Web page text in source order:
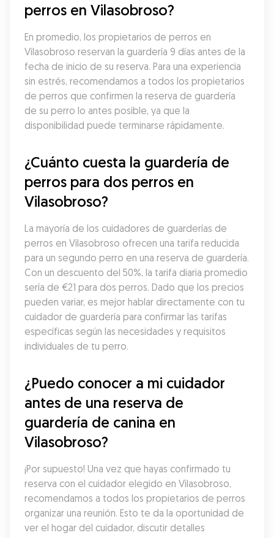
perros en Vilasobroso?
En promedio, los propietarios de perros en
Vilasobroso reservan la guardería 9 días antes de la
fecha de inicio de su reserva. Para una experiencia
sin estrés, recomendamos a todos los propietarios
de perros que confirmen la reserva de guardería
de su perro lo antes posible, ya que la
disponibilidad puede terminarse rápidamente.
¿Cuánto cuesta la guardería de
perros para dos perros en
Vilasobroso?
La mayoría de los cuidadores de guarderías de
perros en Vilasobroso ofrecen una tarifa reducida
para un segundo perro en una reserva de guardería.
Con un descuento del 50%, la tarifa diaria promedio
sería de €21 para dos perros. Dado que los precios
pueden variar, es mejor hablar directamente con tu
cuidador de guardería para confirmar las tarifas
específicas según las necesidades y requisitos
individuales de tu perro.
¿Puedo conocer a mi cuidador
antes de una reserva de
guardería de canina en
Vilasobroso?
¡Por supuesto! Una vez que hayas confirmado tu
reserva con el cuidador elegido en Vilasobroso,
recomendamos a todos los propietarios de perros
organizar una reunión. Esto te da la oportunidad de
ver el hogar del cuidador, discutir detalles